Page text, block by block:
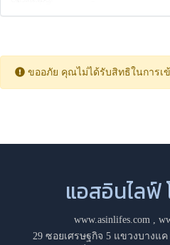
ขออภัย คุณไม่ได้รับสิทธิในการเ
แอสอินไลฟ์
www.asinlifes.com,
29 ซอยเศรษฐกิจ 5 แขวงบางแค